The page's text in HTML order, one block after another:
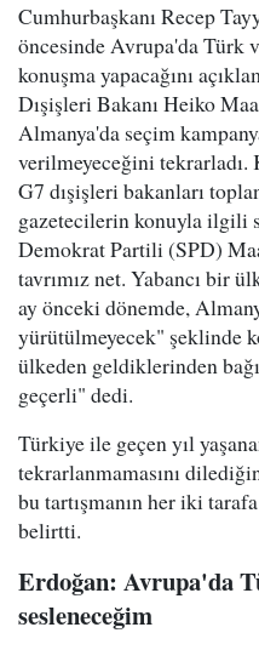
Cumhurbaşkanı Recep
öncesinde Avrupa'da Türk
konuşma yapacağını
Dışişleri Bakanı Heiko
Almanya'da seçim
verilmeyeceğini tekrarladı.
G7 dışişleri bakanları
gazetecilerin konuyla ilgili
Demokrat Partili (SPD)
tavrımız net. Yabancı bir
ay önceki dönemde,
yürütülmeyecek" şeklinde
ülkeden geldiklerinden
geçerli" dedi.
Türkiye ile geçen yıl
tekrarlanmamasını
bu tartışmanın her iki
belirtti.
Erdoğan: Avrupa'da
sesleneceğim